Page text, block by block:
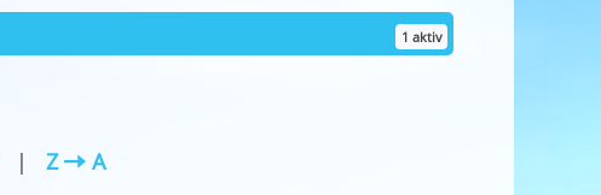
1 aktiv
| Z
A